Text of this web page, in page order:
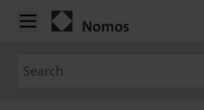
Skip to Content